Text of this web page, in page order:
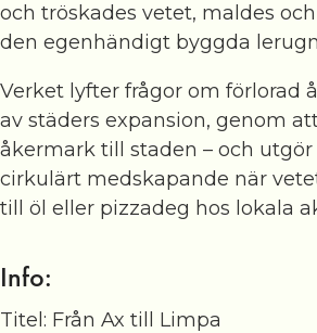
och tröskades vetet, maldes
den egenhändigt byggda
Verket lyfter frågor om förlorad
av städers expansion, genom
åkermark till staden – och
cirkulärt medskapande när
till öl eller pizzadeg hos lokala
Info:
Titel: Från Ax till Limpa